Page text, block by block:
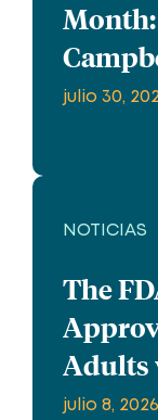
julio 30,
NOTICIAS
The
Adults
julio 8, 2026